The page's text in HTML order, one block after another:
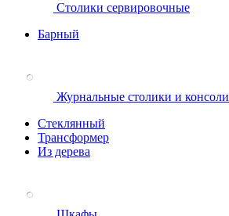
Столики сервировочные
Барный
Журнальные столики и консоли
Стеклянный
Трансформер
Из дерева